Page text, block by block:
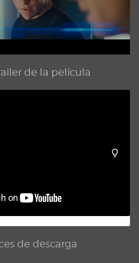
de la película
de descarga